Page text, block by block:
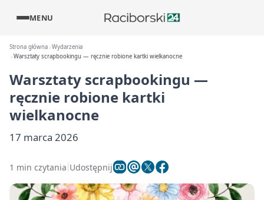
MENU
Strona główna Wydarzenia
Warsztaty scrapbookingu — ręcznie robione kartki wielkanocne
Warsztaty scrapbookingu —
ręcznie robione kartki
wielkanocne
17 marca 2026
1 min czytania Udostępnij